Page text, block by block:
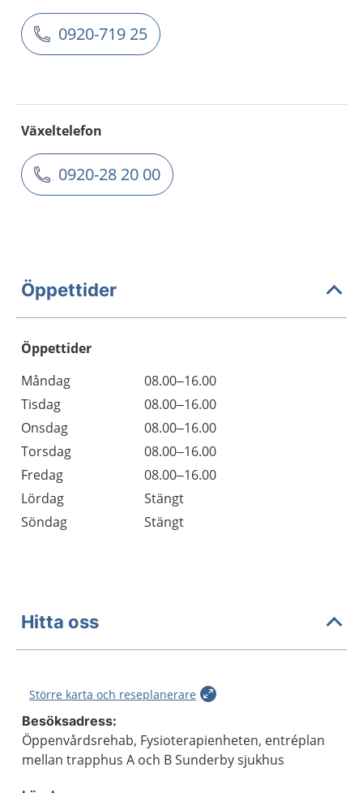
0920-719 25
Växeltelefon
0920-28 20 00
Öppettider
Öppettider
Dag
Öppettider
Kommentarer
Måndag
08.00–16.00
Tisdag
08.00–16.00
Onsdag
08.00–16.00
Torsdag
08.00–16.00
Fredag
08.00–16.00
Lördag
Stängt
Söndag
Stängt
Hitta oss
Större karta och reseplanerare
Besöksadress:
Öppenvårdsrehab, Fysioterapienheten, entréplan
mellan trapphus A och B Sunderby sjukhus